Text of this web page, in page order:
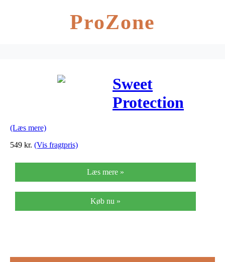
ProZone
Sweet
Protection
Cykelshorts
med pude –
Sort
(Læs mere)
549 kr. (Vis fragtpris)
Læs mere »
Køb nu »